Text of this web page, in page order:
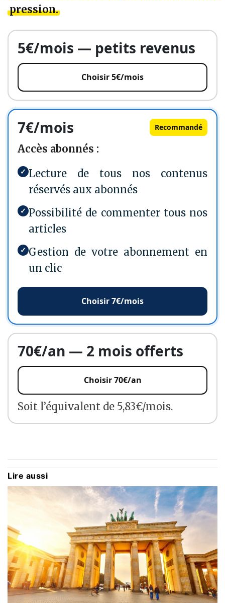
pression.
5€/mois — petits revenus
Choisir 5€/mois
7€/mois Recommandé
Accès abonnés :
✓ Lecture de tous nos contenus
réservés aux abonnés
✓ Possibilité de commenter tous nos
articles
✓ Gestion de votre abonnement en
un clic
Choisir 7€/mois
70€/an — 2 mois offerts
Choisir 70€/an
Soit l’équivalent de 5,83€/mois.
Lire aussi